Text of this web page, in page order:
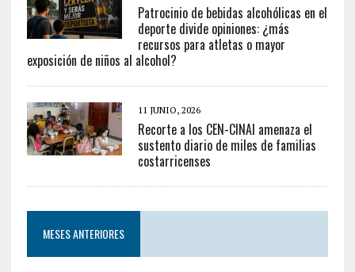
Patrocinio de bebidas alcohólicas en el
deporte divide opiniones: ¿más
recursos para atletas o mayor
exposición de niños al alcohol?
11 JUNIO, 2026
Recorte a los CEN-CINAI amenaza el
sustento diario de miles de familias
costarricenses
MESES ANTERIORES